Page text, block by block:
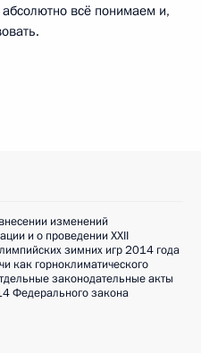
всё понимаем и,
изменений
и о проведении XXII
зимних игр 2014 года
как горноклиматического
законодательные акты
Федерального закона